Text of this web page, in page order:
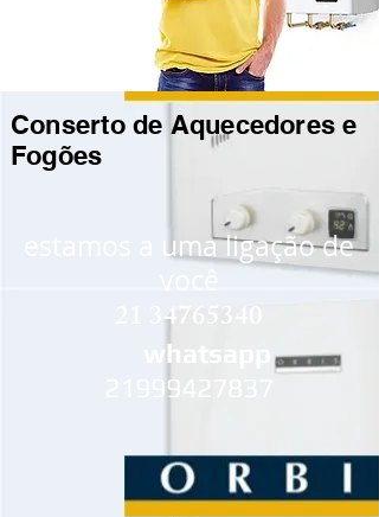
Conserto de Aquecedores e
Fogões
estamos a uma ligação de
21 34765340
whatsapp
21999427837